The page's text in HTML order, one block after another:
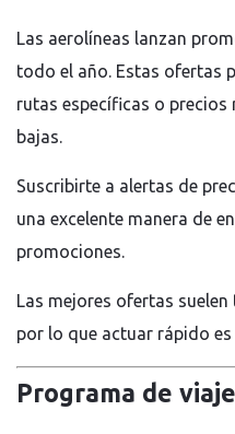
Las aerolíneas lanzan
todo el año. Estas ofertas
rutas específicas o
bajas.
Suscribirte a alertas de
una excelente manera de
promociones.
Las mejores ofertas
por lo que actuar rápido
Programa de